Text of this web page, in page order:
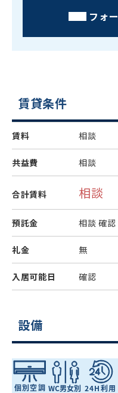
フォ
賃貸条件
賃料 相談
共益費 相談
合計賃料 相談
預託金 相談 確認
礼金 無
入居可能日 確認
設備